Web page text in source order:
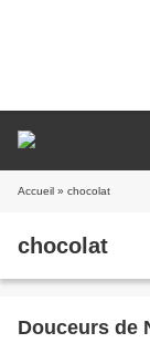
Accueil » chocolat
chocolat
Douceurs de